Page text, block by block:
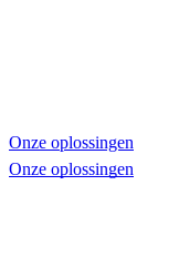
Onze oplossingen